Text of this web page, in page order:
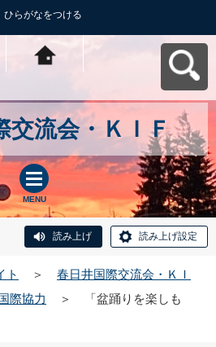
ひらがなをつける
交流会・ＫＩＦ
MENU
読み上げ 読み上げ設定
ト ＞
春日井国際交流会・ＫＩ
際協力 ＞
「盆踊りを楽しも